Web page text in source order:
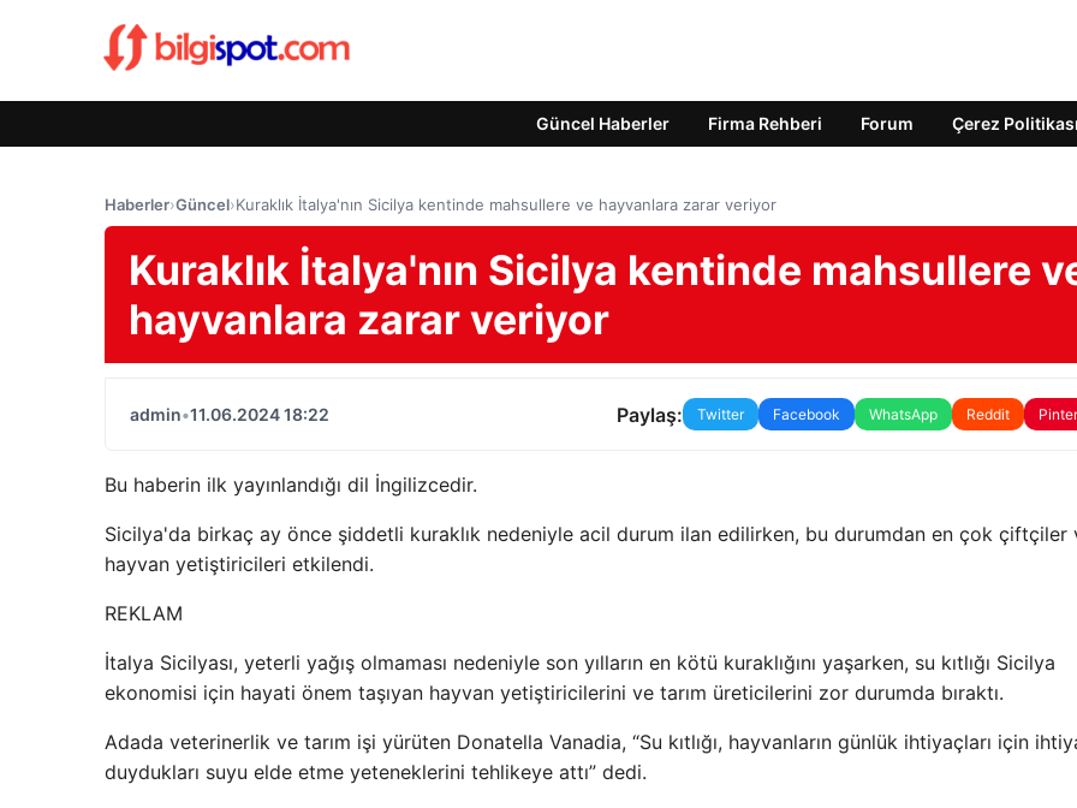
Güncel Haberler Firma Rehberi Forum Çerez Politikası
Haberler›Güncel›Kuraklık İtalya'nın Sicilya kentinde mahsullere ve hayvanlara zarar veriyor
Kuraklık İtalya'nın Sicilya kentinde mahsullere
hayvanlara zarar veriyor
admin•11.06.2024 18:22 Paylaş: Twitter Facebook WhatsApp Reddit
Bu haberin ilk yayınlandığı dil İngilizcedir.
Sicilya'da birkaç ay önce şiddetli kuraklık nedeniyle acil durum ilan edilirken, bu durumdan en çok çiftçiler
hayvan yetiştiricileri etkilendi.
REKLAM
İtalya Sicilyası, yeterli yağış olmaması nedeniyle son yılların en kötü kuraklığını yaşarken, su kıtlığı Sicilya
ekonomisi için hayati önem taşıyan hayvan yetiştiricilerini ve tarım üreticilerini zor durumda bıraktı.
Adada veterinerlik ve tarım işi yürüten Donatella Vanadia, “Su kıtlığı, hayvanların günlük ihtiyaçları için
duydukları suyu elde etme yeteneklerini tehlikeye attı” dedi.